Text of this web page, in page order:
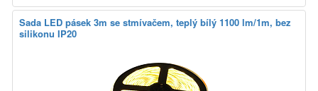
Sada LED pásek 3m se stmívačem, teplý bílý 1100 lm/1m, bez
silikonu IP20